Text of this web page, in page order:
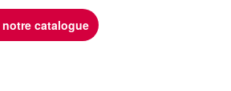
notre catalogue